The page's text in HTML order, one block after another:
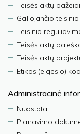
Teisės aktų
Galiojančio
Teisinio
Teisės aktų
Teisės aktų
Etikos (elgesio)
Administracinė
Nuostatai
Planavimo